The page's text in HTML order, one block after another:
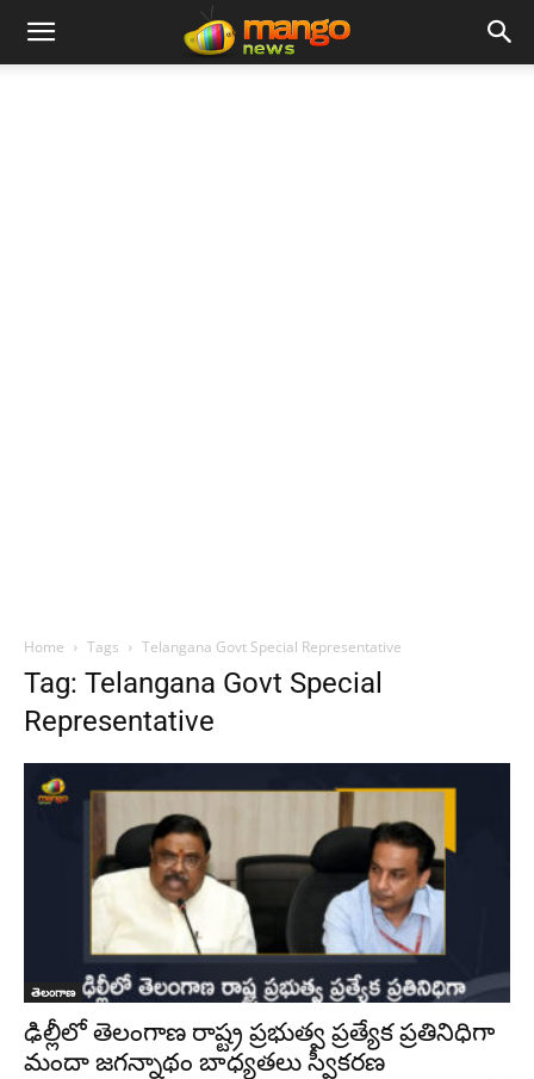
Home Tags Telangana Govt Special Representative
Tag: Telangana Govt Special
Representative
తెలంగాణ
ఢిల్లీలో తెలంగాణ రాష్ట్ర ప్రభుత్వ ప్రత్యేక ప్రతినిధిగా
మందా జగన్నాథం బాధ్యతలు స్వీకరణ